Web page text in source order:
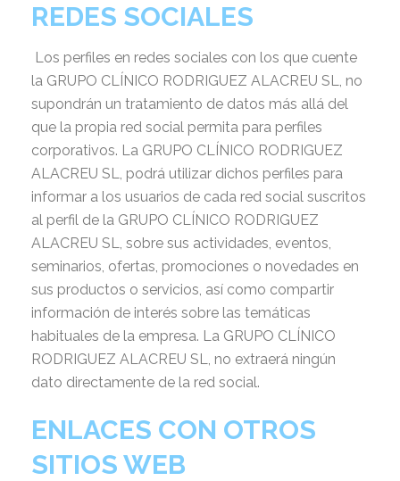
REDES SOCIALES
Los perfiles en redes sociales con los que cuente
la GRUPO CLÍNICO RODRIGUEZ ALACREU SL, no
supondrán un tratamiento de datos más allá del
que la propia red social permita para perfiles
corporativos. La GRUPO CLÍNICO RODRIGUEZ
ALACREU SL, podrá utilizar dichos perfiles para
informar a los usuarios de cada red social suscritos
al perfil de la GRUPO CLÍNICO RODRIGUEZ
ALACREU SL, sobre sus actividades, eventos,
seminarios, ofertas, promociones o novedades en
sus productos o servicios, así como compartir
información de interés sobre las temáticas
habituales de la empresa. La GRUPO CLÍNICO
RODRIGUEZ ALACREU SL, no extraerá ningún
dato directamente de la red social.
ENLACES CON OTROS
SITIOS WEB